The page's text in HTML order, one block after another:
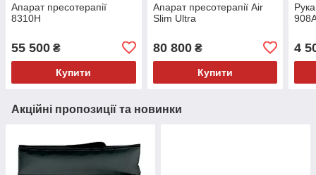
Апарат пресотерапії
8310Н
55 500 ₴
Купити
Апарат пресотерапії Air
Slim Ultra
80 800₴
Купити
4
Акційні пропозиції та новинки